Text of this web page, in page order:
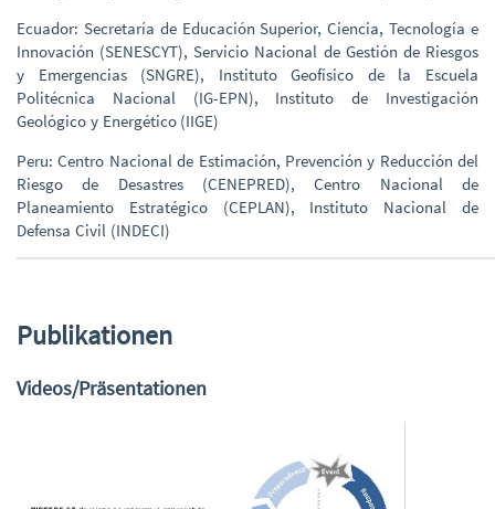
Ecuador: Secretaría de Educación Superior, Ciencia, Tecnología e
Innovación (SENESCYT), Servicio Nacional de Gestión de Riesgos
y Emergencias (SNGRE), Instituto Geofísico de la Escuela
Politécnica Nacional (IG-EPN), Instituto de Investigación
Geológico y Energético (IIGE)
Peru: Centro Nacional de Estimación, Prevención y Reducción del
Riesgo de Desastres (CENEPRED), Centro Nacional de
Planeamiento Estratégico (CEPLAN), Instituto Nacional de
Defensa Civil (INDECI)
Publikationen
Videos/Präsentationen